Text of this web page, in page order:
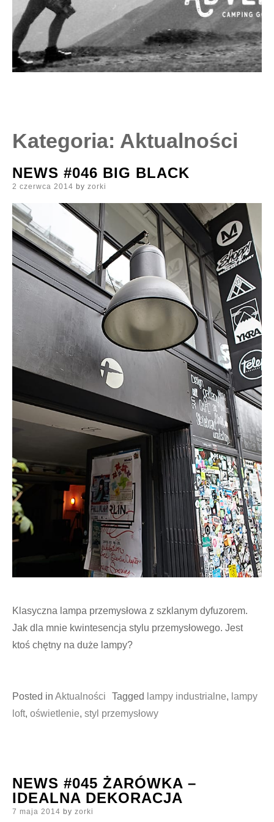
Kategoria: Aktualności
NEWS #046 BIG BLACK
Posted
2 czerwca 2014 by zorki
Klasyczna lampa przemysłowa z szklanym dyfuzorem.
Jak dla mnie kwintesencja stylu przemysłowego. Jest
ktoś chętny na duże lampy?
Posted in Aktualności Tagged lampy industrialne, lampy
loft, oświetlenie, styl przemysłowy
NEWS #045 ŻARÓWKA –
IDEALNA DEKORACJA
Posted
7 maja 2014 by zorki